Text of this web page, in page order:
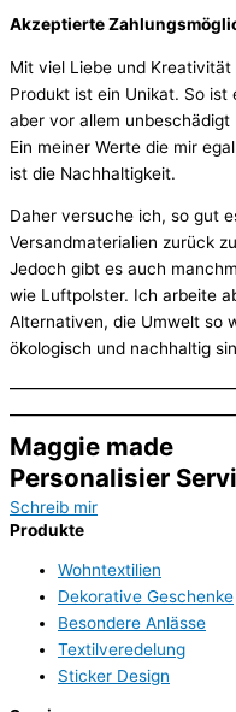
Akzeptierte
Mit viel Liebe und
Produkt ist ein Unikat. So ist
aber vor allem unbeschädigt
Ein meiner Werte die mir
ist die Nachhaltigkeit.
Daher versuche ich, so gut
Versandmaterialien zurück
Jedoch gibt es auch
wie Luftpolster. Ich arbeite
Alternativen, die Umwelt so
ökologisch und nachhaltig
Maggie made
Personalisier
Schreib mir
Produkte
Wohntextilien
Dekorative Geschenke
Besondere Anlässe
Textilveredelung
Sticker Design